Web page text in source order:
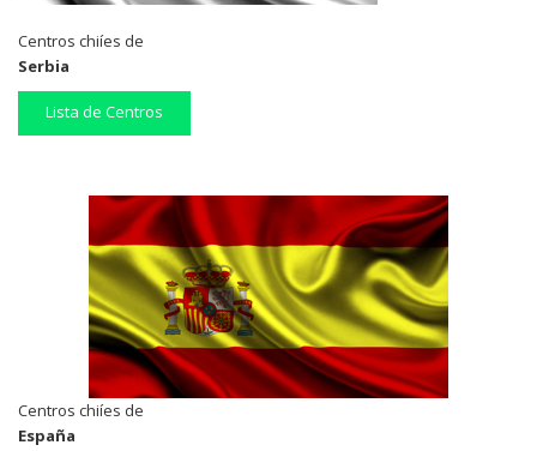
Centros chiíes de
Serbia
Lista de Centros
Centros chiíes de
España